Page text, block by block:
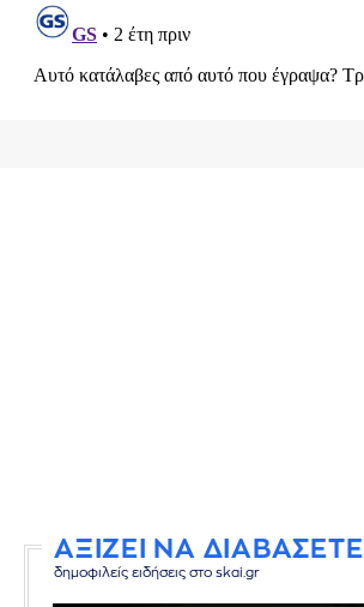
ΑΞΙΖΕΙ ΝΑ ΔΙΑΒΑΣΕΤΕ
δημοφιλείς ειδήσεις στο skai.gr